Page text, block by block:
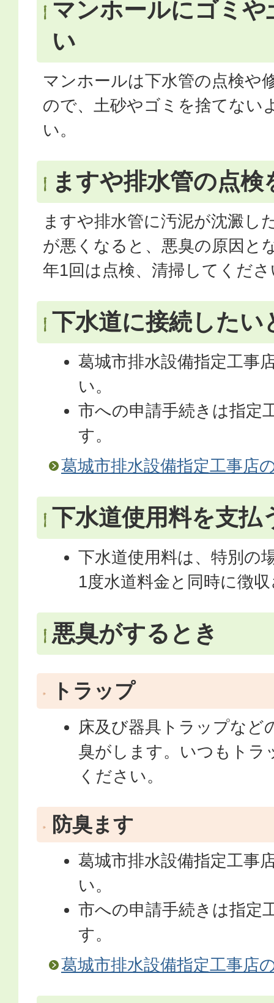
マンホールにゴミや
い
マンホールは下水管の点検や
ので、土砂やゴミを捨てない
い。
ますや排水管の点検
ますや排水管に汚泥が沈澱し
が悪くなると、悪臭の原因と
年1回は点検、清掃してくだ
下水道に接続したい
葛城市排水設備指定工事
い。
市への申請手続きは指定
す。
葛城市排水設備指定工事店
下水道使用料を支払
下水道使用料は、特別の
1度水道料金と同時に徴
悪臭がするとき
トラップ
床及び器具トラップなど
臭がします。いつもトラ
ください。
防臭ます
葛城市排水設備指定工事
い。
市への申請手続きは指定
す。
葛城市排水設備指定工事店